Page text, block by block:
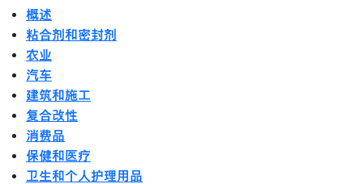
概述
粘合剂和密封剂
农业
汽车
建筑和施工
复合改性
消费品
保健和医疗
卫生和个人护理用品